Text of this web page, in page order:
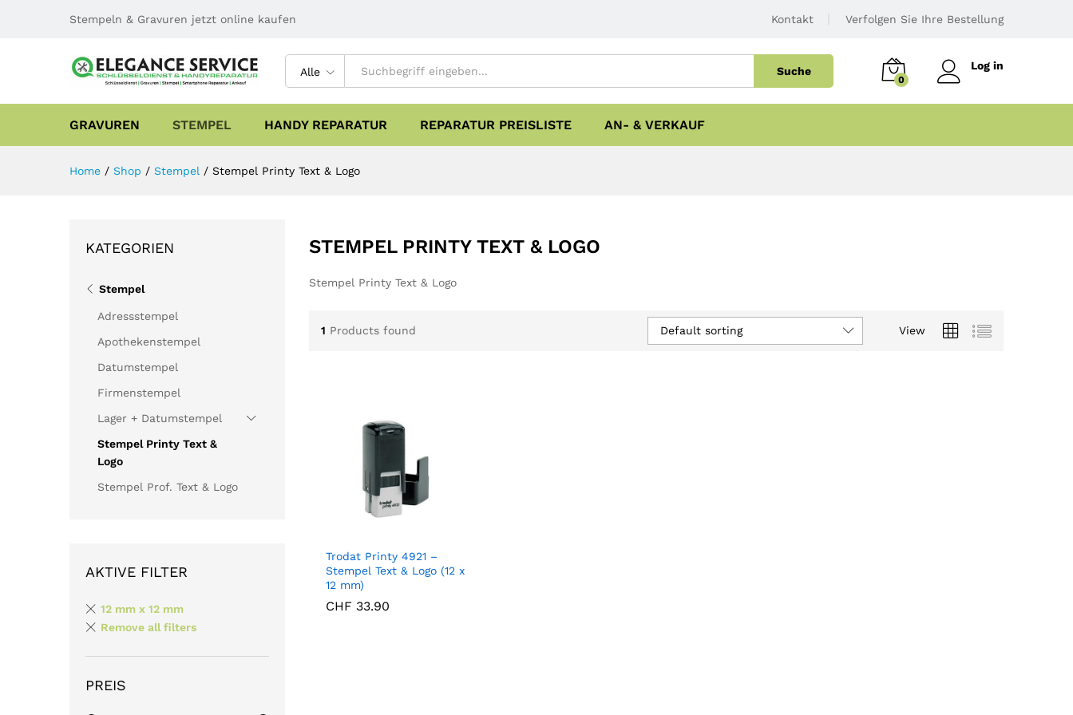
Stempeln & Gravuren jetzt online kaufen Kontakt Verfolgen Sie Ihre Bestellung
Alle Suche
0
Log in
GRAVUREN STEMPEL HANDY REPARATUR REPARATUR PREISLISTE AN- & VERKAUF
Home / Shop / Stempel / Stempel Printy Text & Logo
STEMPEL PRINTY TEXT & LOGO
Stempel Printy Text & Logo
1 Products found View
Default sorting
Trodat Printy 4921 –
Stempel Text & Logo (12 x
12 mm)
CHF 33.90
CHF 33.90
KATEGORIEN
Stempel
Adressstempel
Apothekenstempel
Datumstempel
Firmenstempel
Lager + Datumstempel
Stempel Printy Text &
Logo
Stempel Prof. Text & Logo
AKTIVE FILTER
12 mm x 12 mm
Remove all filters
PREIS